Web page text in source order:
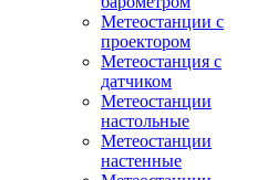
Метеостанции с
проектором
Метеостанция с
датчиком
Метеостанции
настольные
Метеостанции
настенные